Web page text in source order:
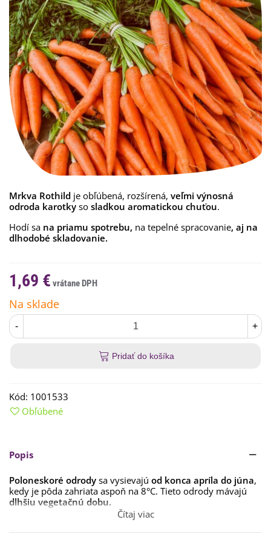
Mrkva Rothild je obľúbená, rozšírená, veľmi výnosná
odroda karotky so sladkou aromatickou chuťou.
Hodí sa na priamu spotrebu, na tepelné spracovanie, aj na
dlhodobé skladovanie.
1,69 €
Na sklade
- +
Pridať do košíka
Kód: 1001533
Obľúbené
Popis
Poloneskoré odrody sa vysievajú od konca apríla do júna,
kedy je pôda zahriata aspoň na 8°C. Tieto odrody mávajú
dlhšiu vegetačnú dobu.
1–2 cm. Odporúčaná vzdialenosť:
cm.Doba klíčenia: 10–20 dní, v suchu niekedy aj dlhšie.
Čítaj viac